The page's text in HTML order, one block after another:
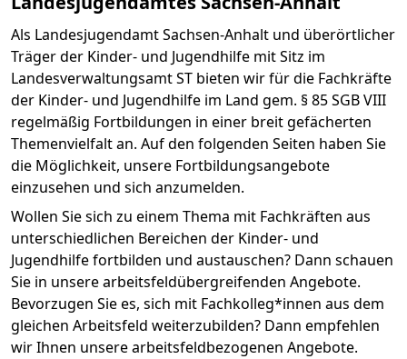
Als Landesjugendamt Sachsen-Anhalt und überörtlicher
Träger der Kinder- und Jugendhilfe mit Sitz im
Landesverwaltungsamt ST bieten wir für die Fachkräfte
der Kinder- und Jugendhilfe im Land gem. § 85 SGB VIII
regelmäßig Fortbildungen in einer breit gefächerten
Themenvielfalt an. Auf den folgenden Seiten haben Sie
die Möglichkeit, unsere Fortbildungsangebote
einzusehen und sich anzumelden.
Wollen Sie sich zu einem Thema mit Fachkräften aus
unterschiedlichen Bereichen der Kinder- und
Jugendhilfe fortbilden und austauschen? Dann schauen
Sie in unsere arbeitsfeldübergreifenden Angebote.
Bevorzugen Sie es, sich mit Fachkolleg*innen aus dem
gleichen Arbeitsfeld weiterzubilden? Dann empfehlen
wir Ihnen unsere arbeitsfeldbezogenen Angebote.